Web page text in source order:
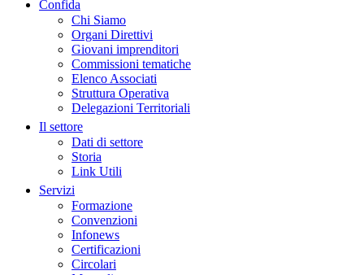
Confida
Chi Siamo
Organi Direttivi
Giovani imprenditori
Commissioni tematiche
Elenco Associati
Struttura Operativa
Delegazioni Territoriali
Il settore
Dati di settore
Storia
Link Utili
Servizi
Formazione
Convenzioni
Infonews
Certificazioni
Circolari